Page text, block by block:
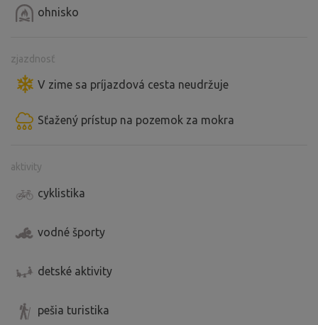
ohnisko
zjazdnosť
V zime sa príjazdová cesta neudržuje
Sťažený prístup na pozemok za mokra
aktivity
cyklistika
vodné športy
detské aktivity
pešia turistika